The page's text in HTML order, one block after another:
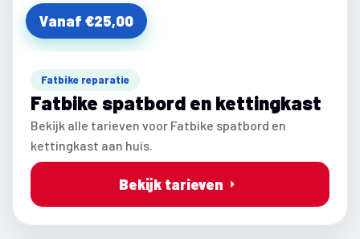
Vanaf €25,00
Fatbike reparatie
Fatbike spatbord en kettingkast
Bekijk alle tarieven voor Fatbike spatbord en
kettingkast aan huis.
Bekijk tarieven